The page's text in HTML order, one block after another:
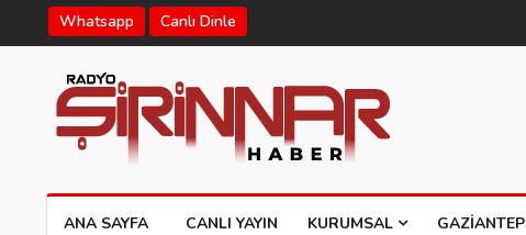
Whatsapp Canlı Dinle
ANA SAYFA CANLI YAYIN KURUMSAL GAZIANTEP